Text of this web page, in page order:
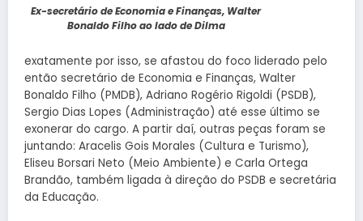
Ex-secretário de Economia e Finanças, Walter
Bonaldo Filho ao lado de Dilma
exatamente por isso, se afastou do foco liderado pelo
então secretário de Economia e Finanças, Walter
Bonaldo Filho (PMDB), Adriano Rogério Rigoldi (PSDB),
Sergio Dias Lopes (Administração) até esse último se
exonerar do cargo. A partir daí, outras peças foram se
juntando: Aracelis Gois Morales (Cultura e Turismo),
Eliseu Borsari Neto (Meio Ambiente) e Carla Ortega
Brandão, também ligada à direção do PSDB e secretária
da Educação.